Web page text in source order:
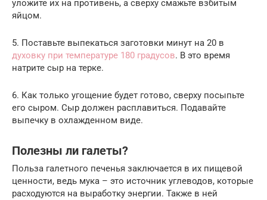
уложите их на противень, а сверху смажьте взбитым
яйцом.
5. Поставьте выпекаться заготовки минут на 20 в
духовку при температуре 180 градусов. В это время
натрите сыр на терке.
6. Как только угощение будет готово, сверху посыпьте
его сыром. Сыр должен расплавиться. Подавайте
выпечку в охлажденном виде.
Полезны ли галеты?
Польза галетного печенья заключается в их пищевой
ценности, ведь мука – это источник углеводов, которые
расходуются на выработку энергии. Также в ней